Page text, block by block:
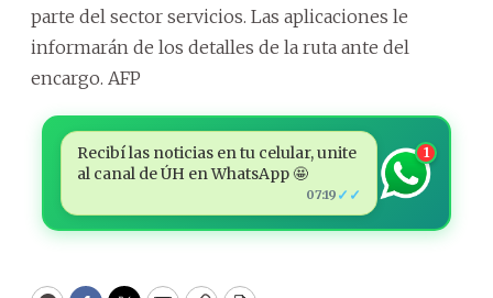
parte del sector servicios. Las aplicaciones le
informarán de los detalles de la ruta ante del
encargo. AFP
Recibí las noticias en tu celular, unite
al canal de ÚH en WhatsApp 🤩
07:19 ✓✓
1